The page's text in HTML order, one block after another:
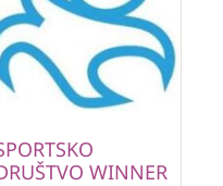
WINNER